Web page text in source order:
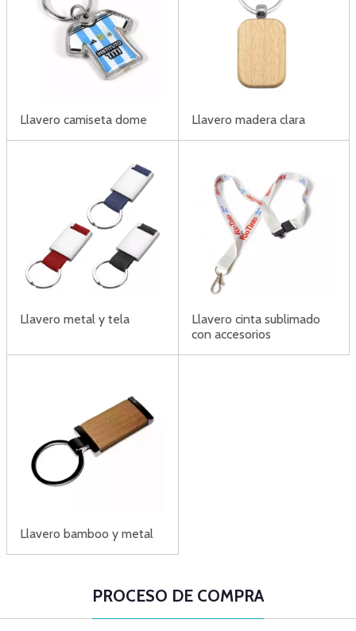
Llavero camiseta dome Llavero madera clara
Llavero metal y tela
Llavero cinta sublimado
con accesorios
Llavero bamboo y metal
PROCESO DE COMPRA